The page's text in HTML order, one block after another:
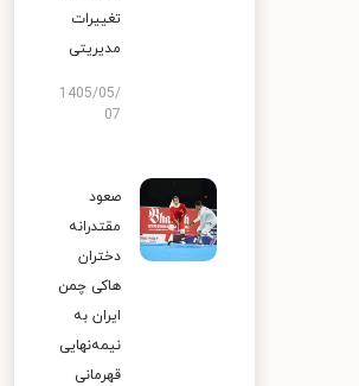
تغییرات
مدیریتی
1405/05/
07
صعود
مقتدرانه
دختران
هاکی چمن
ایران به
نیمه‌نهایی
قهرمانی